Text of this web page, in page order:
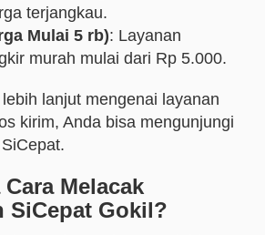
terjangkau.
Mulai 5 rb): Layanan
murah mulai dari Rp 5.000.
lanjut mengenai layanan
kirim, Anda bisa mengunjungi
Melacak
SiCepat Gokil?